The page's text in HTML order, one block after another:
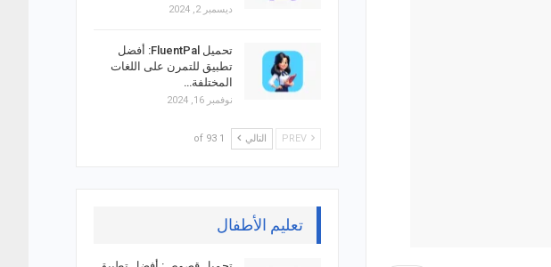
ديسمبر 2, 2024
تحميل FluentPal: أفضل
تطبيق للتمرن على اللغات
المختلفة…
نوفمبر 16, 2024
التالي 1 of 93
تعليم الأطفال